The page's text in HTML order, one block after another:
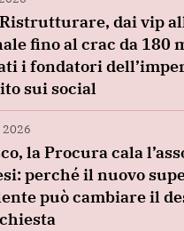
dai vip
fino al crac da 180
i fondatori
sui social
2026
la Procura cala
perché il nuovo
può cambiare il